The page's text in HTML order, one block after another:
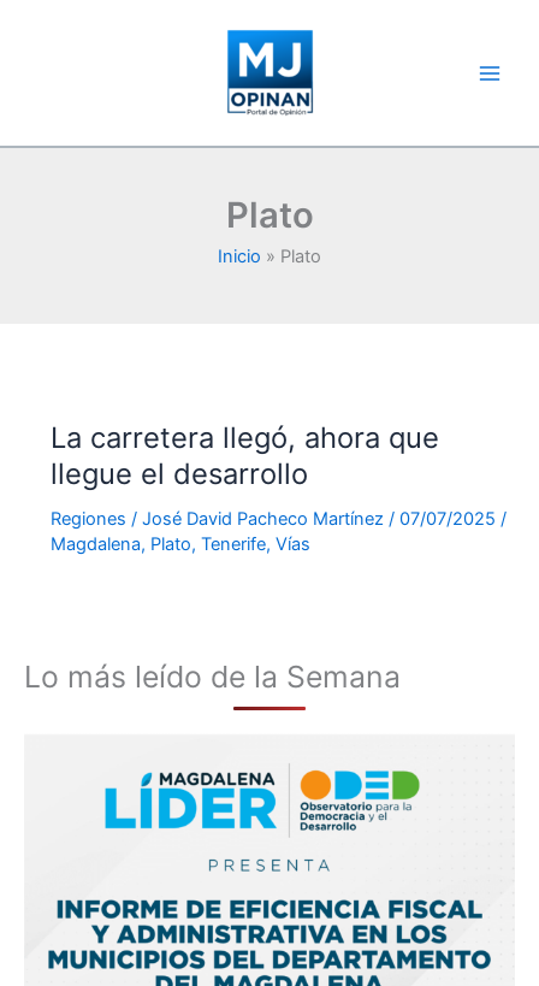
Plato
Inicio Plato
La carretera llegó, ahora que
llegue el desarrollo
Regiones / José David Pacheco Martínez / 07/07/2025 /
Magdalena, Plato, Tenerife, Vías
Lo más leído de la Semana